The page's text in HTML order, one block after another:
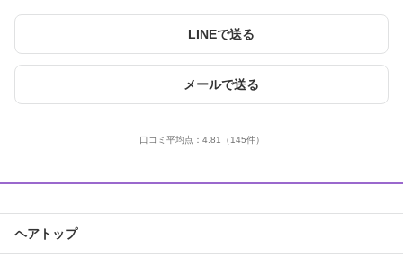
LINEで送る
メールで送る
口コミ平均点： 4.81 （145件）
ヘアトップ